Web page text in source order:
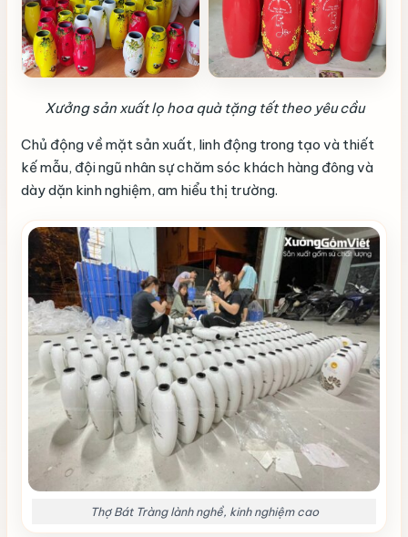
Xưởng sản xuất lọ hoa quà tặng tết theo yêu cầu
Chủ động về mặt sản xuất, linh động trong tạo và thiết
kế mẫu, đội ngũ nhân sự chăm sóc khách hàng đông và
dày dặn kinh nghiệm, am hiểu thị trường.
Thợ Bát Tràng lành nghề, kinh nghiệm cao